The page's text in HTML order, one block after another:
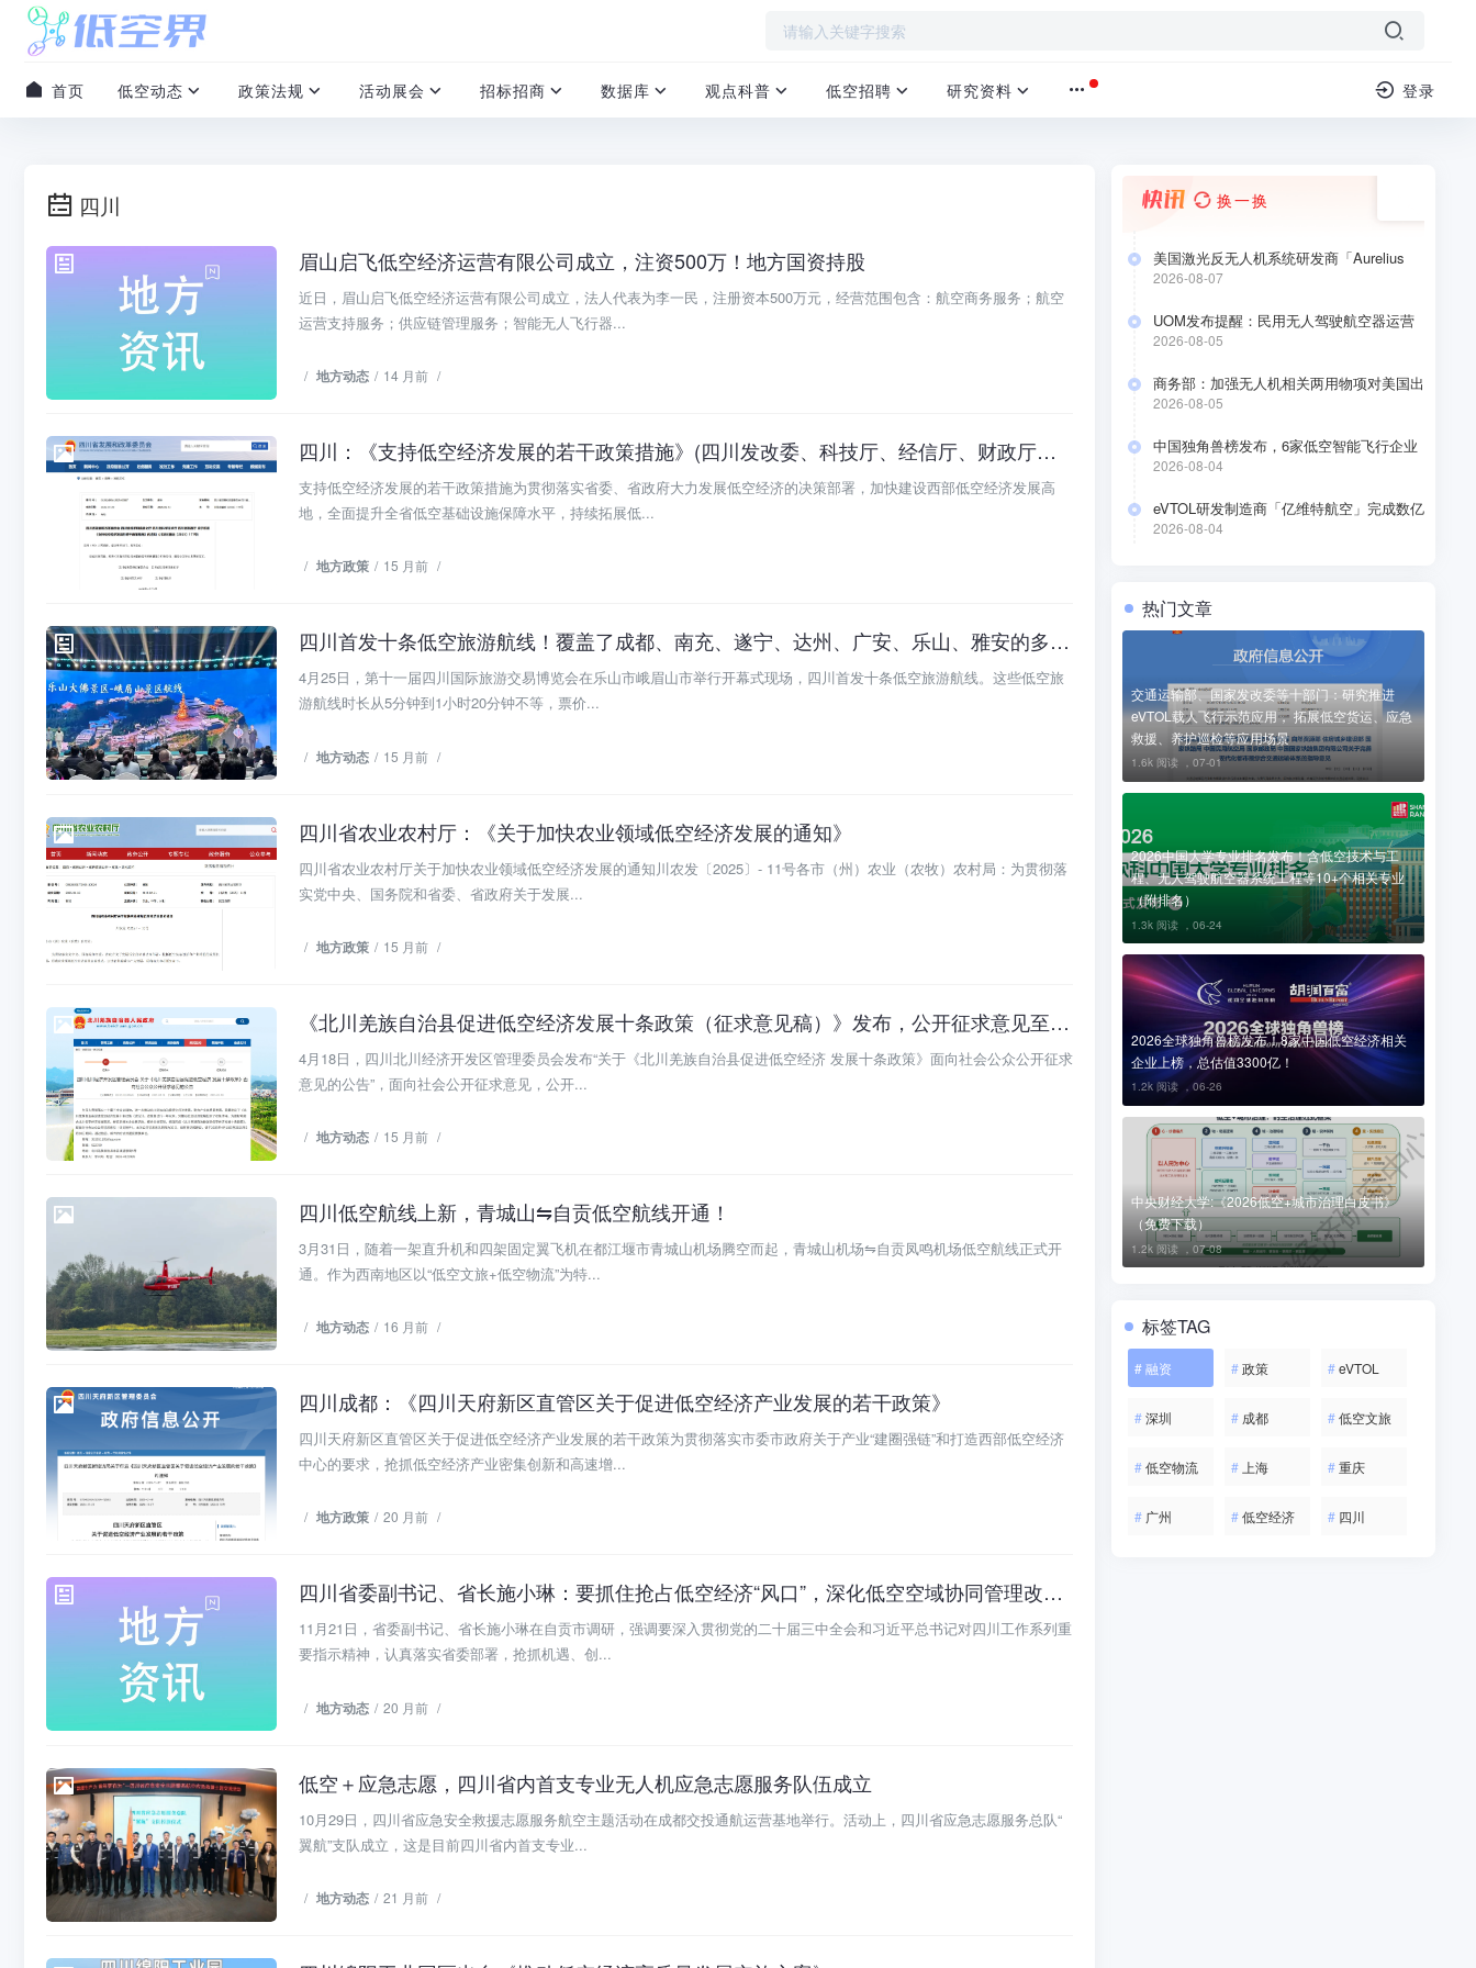
首页 低空动态 政策法规 活动展会 招标招商 数据库 观点科普 低空招聘 研究资料 登录
四川
地方动态
眉山启飞低空经济运营有限公司成立，注资500万！地方国资持股
近日，眉山启飞低空经济运营有限公司成立，法人代表为李一民，注册资本500万元，经营范围包含：航空商务服务；航空
运营支持服务；供应链管理服务；智能无人飞行器...
/ 地方动态 / 14 月前 /
地方政策 四川：《支持低空经济发展的若干政策措施》(四川发改委、科技厅、经信厅、财政厅联合印发)
支持低空经济发展的若干政策措施为贯彻落实省委、省政府大力发展低空经济的决策部署，加快建设西部低空经济发展高
地，全面提升全省低空基础设施保障水平，持续拓展低...
/ 地方政策 / 15 月前 /
地方动态 四川首发十条低空旅游航线！覆盖了成都、南充、遂宁、达州、广安、乐山、雅安的多个热门景区
4月25日，第十一届四川国际旅游交易博览会在乐山市峨眉山市举行开幕式现场，四川首发十条低空旅游航线。这些低空旅
游航线时长从5分钟到1小时20分钟不等，票价...
/ 地方动态 / 15 月前 /
地方政策
四川省农业农村厅：《关于加快农业领域低空经济发展的通知》
四川省农业农村厅关于加快农业领域低空经济发展的通知川农发〔2025〕- 11号各市（州）农业（农牧）农村局：为贯彻落
实党中央、国务院和省委、省政府关于发展...
/ 地方政策 / 15 月前 /
地方动态 《北川羌族自治县促进低空经济发展十条政策（征求意见稿）》发布，公开征求意见至5月18日
4月18日，四川北川经济开发区管理委员会发布“关于《北川羌族自治县促进低空经济 发展十条政策》面向社会公众公开征求
意见的公告”，面向社会公开征求意见，公开...
/ 地方动态 / 15 月前 /
地方动态
四川低空航线上新，青城山⇋自贡低空航线开通！
3月31日，随着一架直升机和四架固定翼飞机在都江堰市青城山机场腾空而起，青城山机场⇋自贡凤鸣机场低空航线正式开
通。作为西南地区以“低空文旅+低空物流”为特...
/ 地方动态 / 16 月前 /
地方政策
四川成都：《四川天府新区直管区关于促进低空经济产业发展的若干政策》
四川天府新区直管区关于促进低空经济产业发展的若干政策为贯彻落实市委市政府关于产业“建圈强链”和打造西部低空经济
中心的要求，抢抓低空经济产业密集创新和高速增...
/ 地方政策 / 20 月前 /
地方动态 四川省委副书记、省长施小琳：要抓住抢占低空经济“风口”，深化低空空域协同管理改革试点区建设
11月21日，省委副书记、省长施小琳在自贡市调研，强调要深入贯彻党的二十届三中全会和习近平总书记对四川工作系列重
要指示精神，认真落实省委部署，抢抓机遇、创...
/ 地方动态 / 20 月前 /
地方动态
低空＋应急志愿，四川省内首支专业无人机应急志愿服务队伍成立
10月29日，四川省应急安全救援志愿服务航空主题活动在成都交投通航运营基地举行。活动上，四川省应急志愿服务总队“
翼航”支队成立，这是目前四川省内首支专业...
/ 地方动态 / 21 月前 /
换一换
美国激光反无人机系统研发商「Aurelius
Systems」 完成 4000 万美元 A 轮融资
2026-08-07
UOM发布提醒：民用无人驾驶航空器运营
合格证持有人于2026年8月10日前要完成低
2026-08-05
商务部：加强无人机相关两用物项对美国出
口管制
2026-08-05
中国独角兽榜发布，6家低空智能飞行企业
上榜
2026-08-04
eVTOL研发制造商「亿维特航空」完成数亿
元A+轮融资
2026-08-04
热门文章
交通运输部、国家发改委等十部门：研究推进
eVTOL载人飞行示范应用， 拓展低空货运、应急
救援、养护巡检等应用场景
1.6k 阅读 ， 07-01
2026中国大学专业排名发布！含低空技术与工
程、无人驾驶航空器系统工程等10+个相关专业
（附排名）
1.3k 阅读 ， 06-24
2026全球独角兽榜发布！8家中国低空经济相关
企业上榜，总估值3300亿！
1.2k 阅读 ， 06-26
中央财经大学:《2026低空+城市治理白皮书》
（免费下载）
1.2k 阅读 ， 07-08
标签TAG
#融资 #政策 #eVTOL
#深圳 # 成都 #低空文旅
#低空物流 # 上海 #重庆
# 广州 #低空经济 # 四川